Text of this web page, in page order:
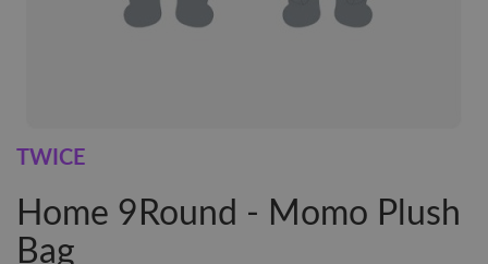
TWICE
Home 9Round - Momo Plush
Bag